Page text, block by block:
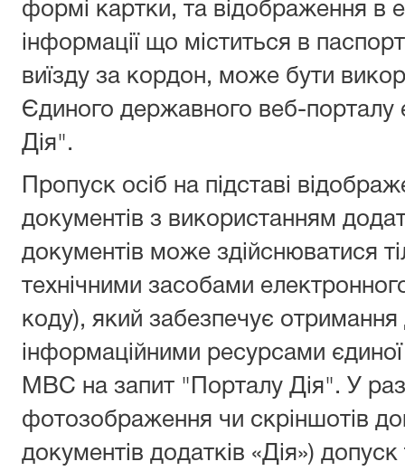
формі картки, та відображення в
інформації що міститься в
виїзду за кордон, може бути
Єдиного державного веб-порталу
Дія".
Пропуск осіб на підставі
документів з використанням
документів може здійснюватися
технічними засобами
коду), який забезпечує
інформаційними ресурсами
МВС на запит "Порталу Дія". У
фотозображення чи скріншотів
документів додатків «Дія»)